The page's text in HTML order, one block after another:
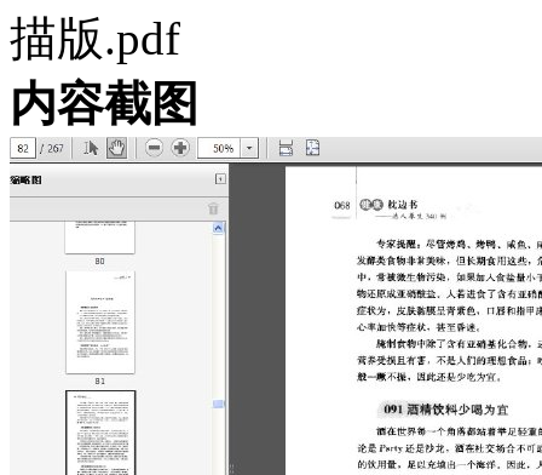
描版.pdf
内容截图